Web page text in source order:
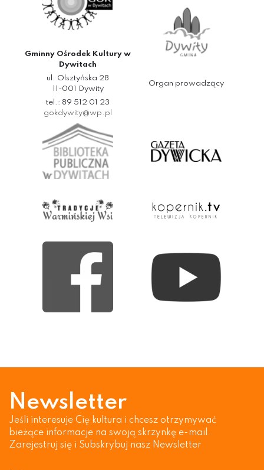
Gminny Ośrodek Kultury w
Dywitach
ul. Olsztyńska 28
11-001 Dywity
tel.: 89 512 01 23
gokdywity@wp.pl
Organ prowadzący
Newsletter
Jeśli interesuje Cię kultura i chcesz otrzymywać
bieżące informacje na swoją skrzynkę e-mail.
Zarejestruj się i Subskrybuj nasz Newsletter